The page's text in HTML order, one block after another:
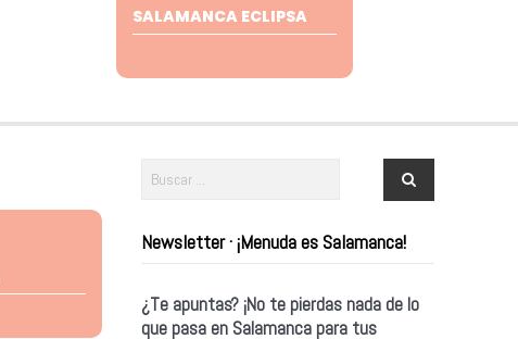
SALAMANCA ECLIPSA
Newsletter · ¡Menuda es Salamanca!
¿Te apuntas? ¡No te pierdas nada de lo
que pasa en Salamanca para tus